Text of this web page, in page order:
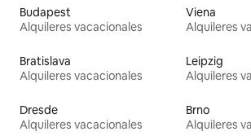
Budapest
Alquileres vacacionales
Viena
Alquileres
Bratislava
Alquileres vacacionales
Leipzig
Alquileres
Dresde
Alquileres vacacionales
Brno
Alquileres